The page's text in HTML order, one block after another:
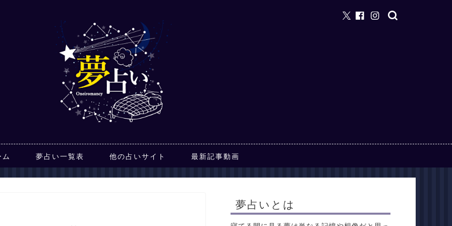
ム 夢占い一覧表 他の占いサイト 最新記事動画
夢占いとは